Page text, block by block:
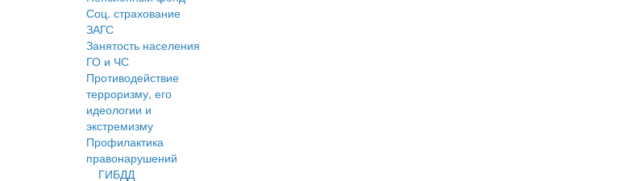
Соц. страхование
ЗАГС
Занятость населения
ГО и ЧС
Противодействие
терроризму, его
идеологии и
экстремизму
Профилактика
правонарушений
ГИБДД